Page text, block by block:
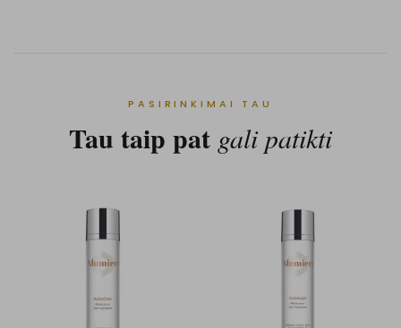
PASIRINKIMAI TAU
Tau taip pat gali patikti